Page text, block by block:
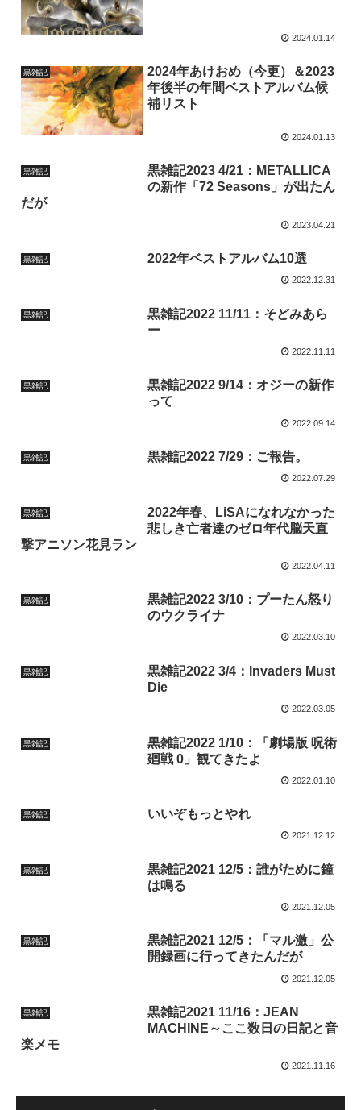
2024.01.14
黒雑記
2024年あけおめ（今更）＆2023
年後半の年間ベストアルバム候
補リスト
2024.01.13
黒雑記
黒雑記2023 4/21：METALLICA
の新作「72 Seasons」が出たん
だが
2023.04.21
黒雑記 2022年ベストアルバム10選
2022.12.31
黒雑記
黒雑記2022 11/11：そどみあら
ー
2022.11.11
黒雑記
黒雑記2022 9/14：オジーの新作
って
2022.09.14
黒雑記 黒雑記2022 7/29：ご報告。
2022.07.29
黒雑記
2022年春、LiSAになれなかった
悲しき亡者達のゼロ年代脳天直
撃アニソン花見ラン
2022.04.11
黒雑記
黒雑記2022 3/10：プーたん怒り
のウクライナ
2022.03.10
黒雑記
黒雑記2022 3/4：Invaders Must
Die
2022.03.05
黒雑記
黒雑記2022 1/10：「劇場版 呪術
廻戦 0」観てきたよ
2022.01.10
黒雑記 いいぞもっとやれ
2021.12.12
黒雑記
黒雑記2021 12/5：誰がために鐘
は鳴る
2021.12.05
黒雑記
黒雑記2021 12/5：「マル激」公
開録画に行ってきたんだが
2021.12.05
黒雑記
黒雑記2021 11/16：JEAN
MACHINE～ここ数日の日記と音
楽メモ
2021.11.16